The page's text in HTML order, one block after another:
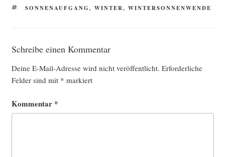
SCHLAGWÖRTER
SONNENAUFGANG, WINTER, WINTERSONNENWENDE
Schreibe einen Kommentar
Deine E-Mail-Adresse wird nicht veröffentlicht. Erforderliche
Felder sind mit * markiert
Kommentar *